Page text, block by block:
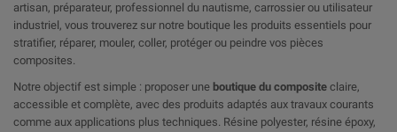
artisan, préparateur, professionnel du nautisme, carrossier ou utilisateur
industriel, vous trouverez sur notre boutique les produits essentiels pour
stratifier, réparer, mouler, coller, protéger ou peindre vos pièces
composites.
Notre objectif est simple : proposer une boutique du composite claire,
accessible et complète, avec des produits adaptés aux travaux courants
comme aux applications plus techniques. Résine polyester, résine époxy,